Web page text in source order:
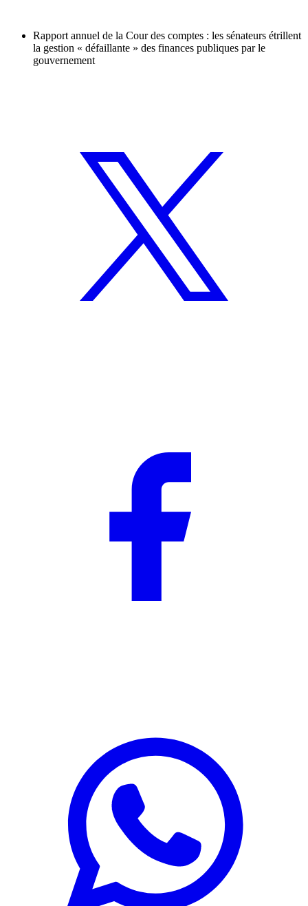
Rapport annuel de la Cour des comptes : les sénateurs étrillent
la gestion « défaillante » des finances publiques par le
gouvernement